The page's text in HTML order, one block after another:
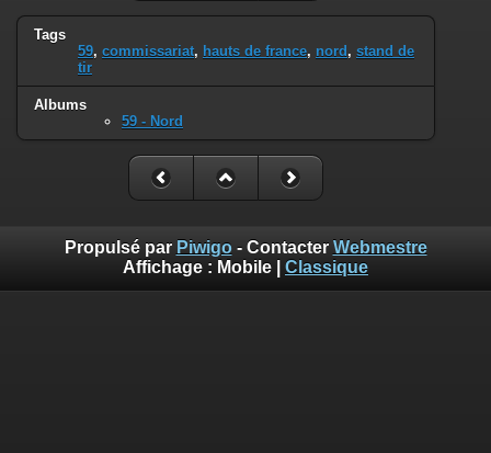
Tags
59, commissariat, hauts de france, nord , stand de
tir
Albums
59 - Nord
Propulsé par Piwigo- Contacter Webmestre
Affichage : Mobile Classique